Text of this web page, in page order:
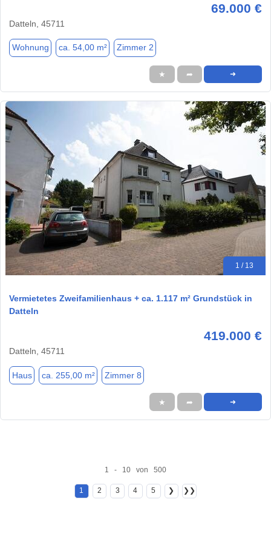
69.000 €
Datteln, 45711
Wohnung ca. 54,00 m² Zimmer 2
★ ➦ ➜
1 / 13
Vermietetes Zweifamilienhaus + ca. 1.117 m² Grundstück in
Datteln
419.000 €
Datteln, 45711
Haus ca. 255,00 m² Zimmer 8
★ ➦ ➜
1 - 10 von 500
1 2 3 4 5 ❯ ❯❯